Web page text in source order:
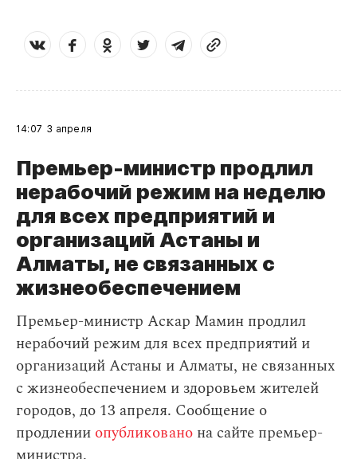
14:07 3 апреля
Премьер-министр продлил
нерабочий режим на неделю
для всех предприятий и
организаций Астаны и
Алматы, не связанных с
жизнеобеспечением
Премьер-министр Аскар Мамин продлил
нерабочий режим для всех предприятий и
организаций Астаны и Алматы, не связанных
с жизнеобеспечением и здоровьем жителей
городов, до 13 апреля. Сообщение о
продлении опубликовано на сайте премьер-